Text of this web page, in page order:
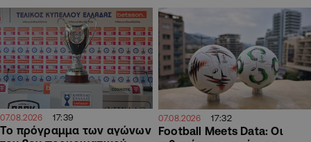
07.08.2026 17:39
Το πρόγραμμα των αγώνων
07.08.2026 17:32
Football Meets Data: Οι